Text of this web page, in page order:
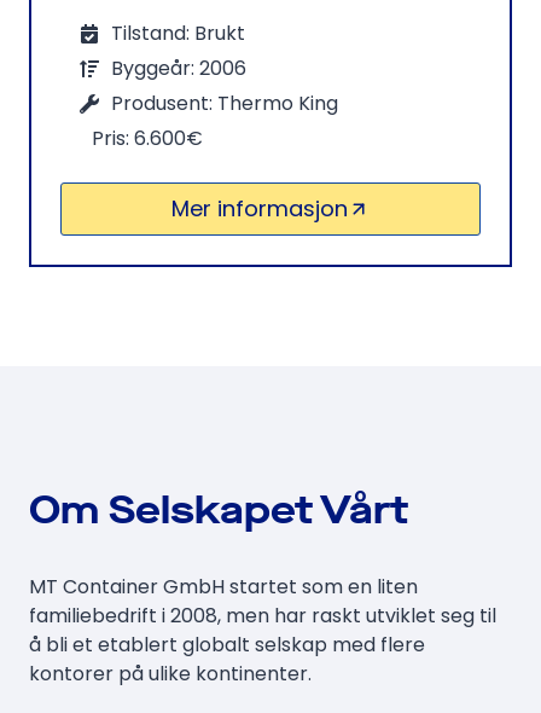
Tilstand: Brukt
Byggeår: 2006
Produsent: Thermo King
Pris: 6.600€
Mer informasjon
Om Selskapet Vårt
MT Container GmbH startet som en liten
familiebedrift i 2008, men har raskt utviklet seg til
å bli et etablert globalt selskap med flere
kontorer på ulike kontinenter.